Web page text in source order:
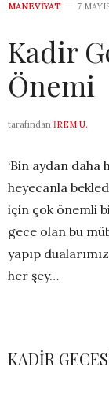
MANEVIYAT 7
Kadir
Önemi
tarafından İREM U.
‘Bin aydan daha
heyecanla
için çok önemli
gece olan bu
yapıp
her şey…
KADİR